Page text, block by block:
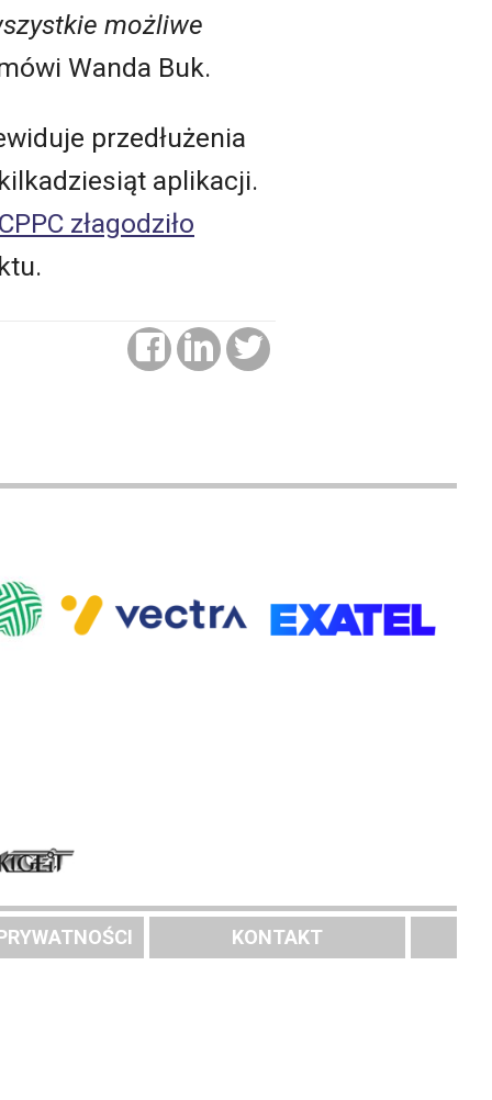
możliwe
Wanda Buk.
przedłużenia
aplikacji.
złagodziło
KONTAKT